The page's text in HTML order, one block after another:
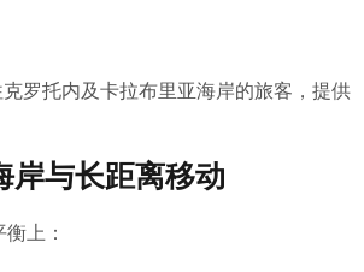
克罗托内及卡拉布里亚海岸的旅客，提供
与长距离移动
上：